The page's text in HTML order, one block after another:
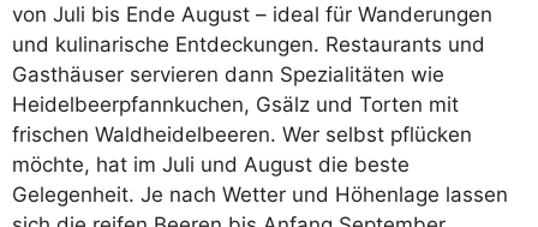
von Juli bis Ende August – ideal für Wanderungen
und kulinarische Entdeckungen. Restaurants und
Gasthäuser servieren dann Spezialitäten wie
Heidelbeerpfannkuchen, Gsälz und Torten mit
frischen Waldheidelbeeren. Wer selbst pflücken
möchte, hat im Juli und August die beste
Gelegenheit. Je nach Wetter und Höhenlage lassen